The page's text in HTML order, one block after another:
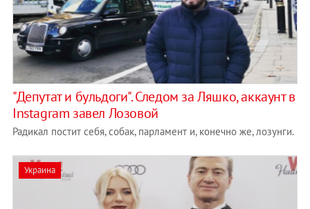
"Депутат и бульдоги". Следом за Ляшко, аккаунт в
Instagram завел Лозовой
Радикал постит себя, собак, парламент и, конечно же, лозунги.
Украина